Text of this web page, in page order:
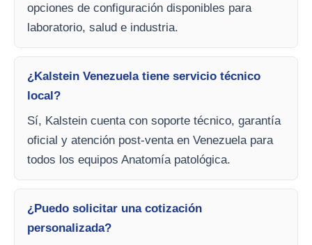
opciones de configuración disponibles para
laboratorio, salud e industria.
¿Kalstein Venezuela tiene servicio técnico
local?
Sí, Kalstein cuenta con soporte técnico, garantía
oficial y atención post-venta en Venezuela para
todos los equipos Anatomía patológica.
¿Puedo solicitar una cotización
personalizada?